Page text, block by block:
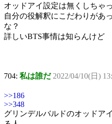
オッドアイ設定は無くしちゃ
自分の役解釈にこだわりがあ
な？
詳しいBTS事情は知らんけど
704: 私は誰だ 2022/04/10(日)
>>186
>>348
グリンデルバルドのオッドア